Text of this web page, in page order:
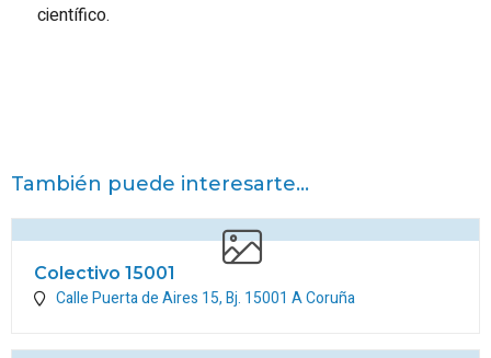
científico.
También puede interesarte...
Colectivo 15001
Calle Puerta de Aires 15, Bj. 15001 A Coruña